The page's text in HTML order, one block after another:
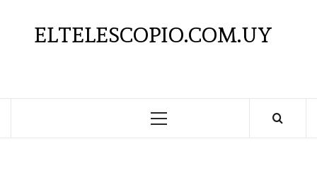
contenidoELTELESCOPIO.COM.UY
Menú